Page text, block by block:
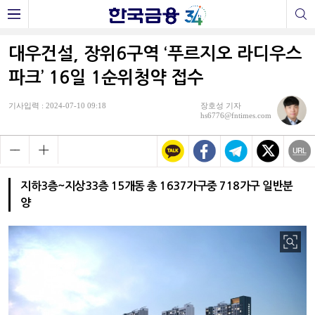
대우건설, 장위6구역 ‘푸르지오 라디우스
파크’ 16일 1순위청약 접수
기사입력 : 2024-07-10 09:18
장호성 기자
hs6776@fntimes.com
지하3층~지상33층 15개동 총 1637가구중 718가구 일반분
양